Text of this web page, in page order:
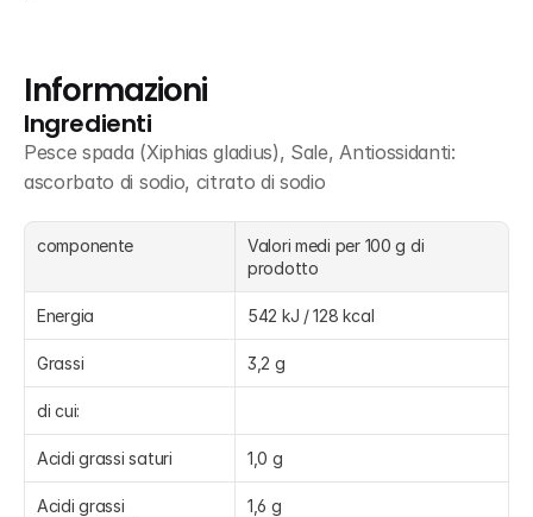
Informazioni
Ingredienti
Pesce spada (Xiphias gladius), Sale, Antiossidanti:
ascorbato di sodio, citrato di sodio
componente
Valori medi per 100 g di
prodotto
Energia 542 kJ / 128 kcal
Grassi 3,2 g
di cui:
Acidi grassi saturi 1,0 g
Acidi grassi
1,6 g